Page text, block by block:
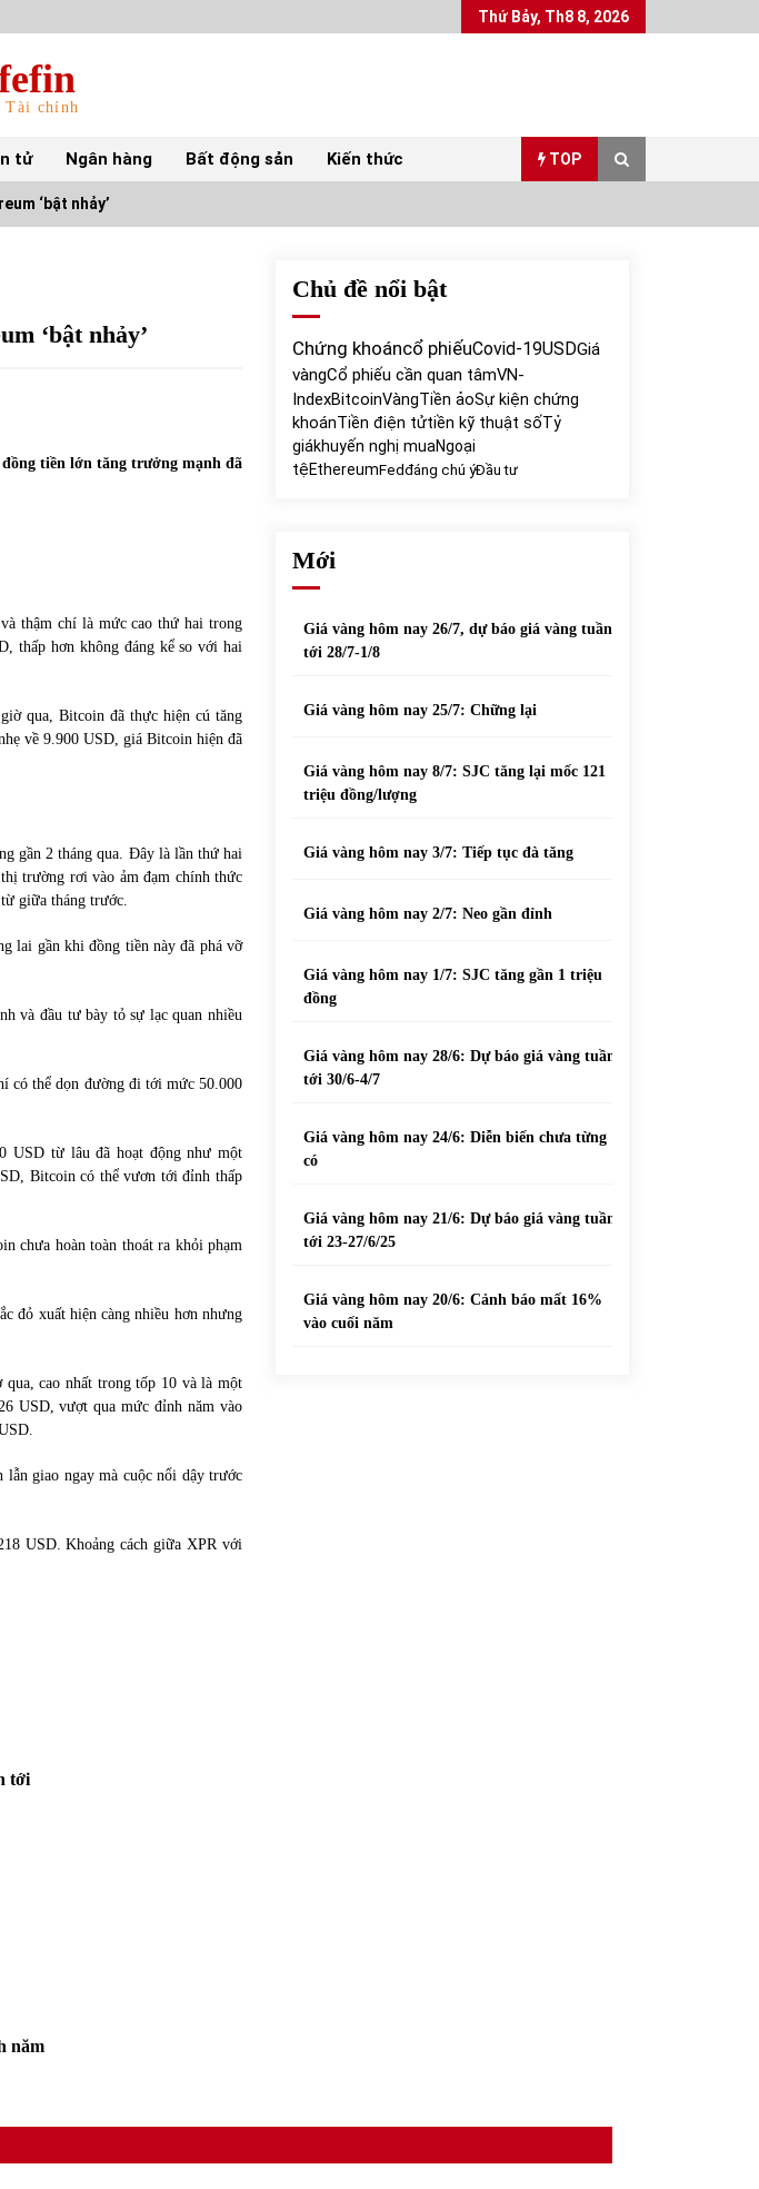
Thứ Bảy, Th8 8, 2026
Tài chính
tử Ngân hàng Bất động sản Kiến thức TOP
2022
Top 10 mặt hàng Việt Nam xuất khẩu nhiều
nhất tháng 5/2022
Bất ổn từ các cuộc đấu giá đất ở Thanh Hoá
31/05/2022
2021
‘bật nhảy’
‘bật nhảy’
tiền lớn tăng trưởng mạnh đã
thậm chí là mức cao thứ hai trong
thấp hơn không đáng kể so với hai
qua, Bitcoin đã thực hiện cú tăng
về 9.900 USD, giá Bitcoin hiện đã
gần 2 tháng qua. Đây là lần thứ hai
trường rơi vào ảm đạm chính thức
giữa tháng trước.
lai gần khi đồng tiền này đã phá vỡ
và đầu tư bày tỏ sự lạc quan nhiều
có thể dọn đường đi tới mức 50.000
USD từ lâu đã hoạt động như một
Bitcoin có thể vươn tới đỉnh thấp
chưa hoàn toàn thoát ra khỏi phạm
đỏ xuất hiện càng nhiều hơn nhưng
cao nhất trong tốp 10 và là một
USD, vượt qua mức đỉnh năm vào
giao ngay mà cuộc nổi dậy trước
USD. Khoảng cách giữa XPR với
tới
năm
Chủ đề nổi bật
Chứng khoáncổ phiếuCovid-19USDGiá
vàngCổ phiếu cần quan tâmVN-
IndexBitcoinVàngTiền ảoSự kiện chứng
khoánTiền điện tửtiền kỹ thuật sốTỷ
giákhuyến nghị muaNgoại
tệEthereumFedđáng chú ýĐầu tư
Mới
Giá vàng hôm nay 26/7, dự báo giá vàng tuần
tới 28/7-1/8
Giá vàng hôm nay 25/7: Chững lại
Giá vàng hôm nay 8/7: SJC tăng lại mốc 121
triệu đồng/lượng
Giá vàng hôm nay 3/7: Tiếp tục đà tăng
Giá vàng hôm nay 2/7: Neo gần đỉnh
Giá vàng hôm nay 1/7: SJC tăng gần 1 triệu
đồng
Giá vàng hôm nay 28/6: Dự báo giá vàng tuần
tới 30/6-4/7
Giá vàng hôm nay 24/6: Diễn biến chưa từng
có
Giá vàng hôm nay 21/6: Dự báo giá vàng tuần
tới 23-27/6/25
Giá vàng hôm nay 20/6: Cảnh báo mất 16%
vào cuối năm